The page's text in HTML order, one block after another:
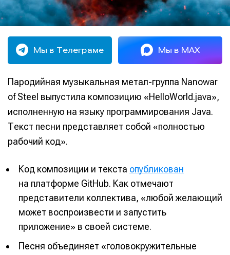
Мы в Телеграме Мы в MAX
Пародийная музыкальная метал-группа Nanowar
of Steel выпустила композицию «HelloWorld.java»,
исполненную на языку программирования Java.
Текст песни представляет собой «полностью
рабочий код».
Код композиции и текста опубликован
на платформе GitHub. Как отмечают
представители коллектива, «любой желающий
может воспроизвести и запустить
приложение» в своей системе.
Песня объединяет «головокружительные